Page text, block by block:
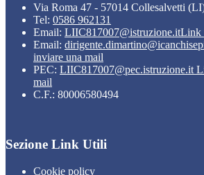
Via Roma 47 - 57014 Collesalvetti
Tel: 0586 962131
Email: LIIC817007@istruzione.itLink
Email:
inviare una mail
PEC: LIIC817007@pec.istruzione.it
mail
C.F.: 80006580494
Sezione Link Utili
Cookie policy